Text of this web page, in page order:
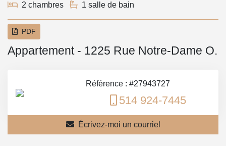
2 chambres
1 salle de bain
PDF
Appartement - 1225 Rue Notre-Dame O.
Référence : #27943727
514 924-7445
Écrivez-moi un courriel